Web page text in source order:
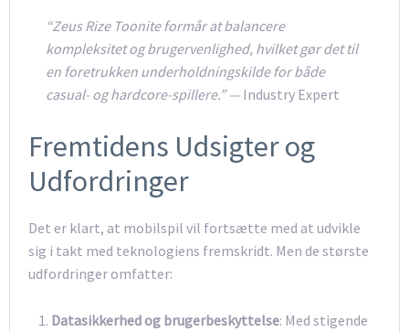
“Zeus Rize Toonite formår at balancere
kompleksitet og brugervenlighed, hvilket gør det til
en foretrukken underholdningskilde for både
casual- og hardcore-spillere.” — Industry Expert
Fremtidens Udsigter og
Udfordringer
Det er klart, at mobilspil vil fortsætte med at udvikle
sig i takt med teknologiens fremskridt. Men de største
udfordringer omfatter:
Datasikkerhed og brugerbeskyttelse: Med stigende